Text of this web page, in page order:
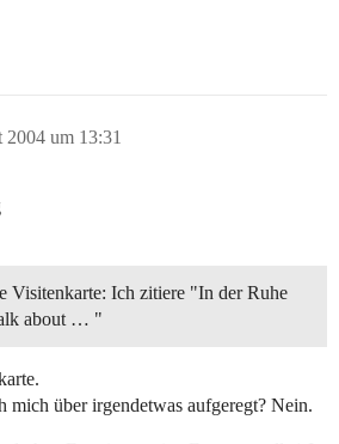
2004 um 13:31
Visitenkarte: Ich zitiere "In der Ruhe
about … "
über irgendetwas aufgeregt? Nein.